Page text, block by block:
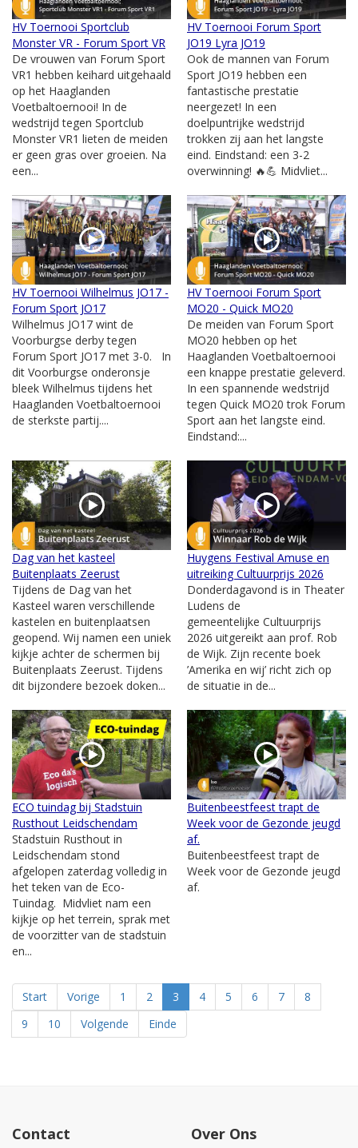
HV Toernooi Sportclub
Monster VR - Forum Sport VR
De vrouwen van Forum Sport
VR1 hebben keihard uitgehaald
op het Haaglanden
Voetbaltoernooi! In de
wedstrijd tegen Sportclub
Monster VR1 lieten de meiden
er geen gras over groeien. Na
een...
HV Toernooi Forum Sport
JO19 Lyra JO19
Ook de mannen van Forum
Sport JO19 hebben een
fantastische prestatie
neergezet! In een
doelpuntrijke wedstrijd
trokken zij aan het langste
eind. Eindstand: een 3-2
overwinning! 🔥💪 Midvliet...
HV Toernooi Wilhelmus JO17 -
Forum Sport JO17
Wilhelmus JO17 wint de
Voorburgse derby tegen
Forum Sport JO17 met 3-0. In
dit Voorburgse onderonsje
bleek Wilhelmus tijdens het
Haaglanden Voetbaltoernooi
de sterkste partij....
HV Toernooi Forum Sport
MO20 - Quick MO20
De meiden van Forum Sport
MO20 hebben op het
Haaglanden Voetbaltoernooi
een knappe prestatie geleverd.
In een spannende wedstrijd
tegen Quick MO20 trok Forum
Sport aan het langste eind.
Eindstand:...
Dag van het kasteel
Buitenplaats Zeerust
Tijdens de Dag van het
Kasteel waren verschillende
kastelen en buitenplaatsen
geopend. Wij namen een uniek
kijkje achter de schermen bij
Buitenplaats Zeerust. Tijdens
dit bijzondere bezoek doken...
Huygens Festival Amuse en
uitreiking Cultuurprijs 2026
Donderdagavond is in Theater
Ludens de
gemeentelijke Cultuurprijs
2026 uitgereikt aan prof. Rob
de Wijk. Zijn recente boek
’Amerika en wij’ richt zich op
de situatie in de...
ECO tuindag bij Stadstuin
Rusthout Leidschendam
Stadstuin Rusthout in
Leidschendam stond
afgelopen zaterdag volledig in
het teken van de Eco-
Tuindag. Midvliet nam een
kijkje op het terrein, sprak met
de voorzitter van de stadstuin
en...
Buitenbeestfeest trapt de
Week voor de Gezonde jeugd
af.
Buitenbeestfeest trapt de
Week voor de Gezonde jeugd
af.
Start Vorige 1 2 3 4 5 6 7
8
9
10 Volgende Einde
Contact Over Ons